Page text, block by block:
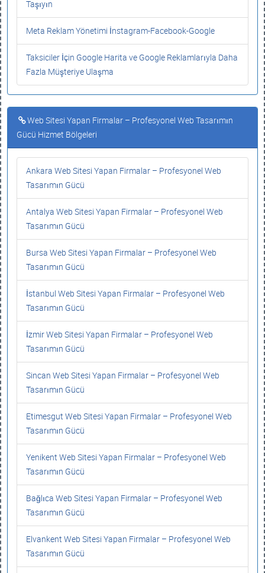
Taşıyın
Meta Reklam Yönetimi İnstagram-Facebook-Google
Taksiciler İçin Google Harita ve Google Reklamlarıyla Daha
Fazla Müşteriye Ulaşma
Web Sitesi Yapan Firmalar – Profesyonel Web Tasarımın
Gücü Hizmet Bölgeleri
Ankara Web Sitesi Yapan Firmalar – Profesyonel Web
Tasarımın Gücü
Antalya Web Sitesi Yapan Firmalar – Profesyonel Web
Tasarımın Gücü
Bursa Web Sitesi Yapan Firmalar – Profesyonel Web
Tasarımın Gücü
İstanbul Web Sitesi Yapan Firmalar – Profesyonel Web
Tasarımın Gücü
İzmir Web Sitesi Yapan Firmalar – Profesyonel Web
Tasarımın Gücü
Sincan Web Sitesi Yapan Firmalar – Profesyonel Web
Tasarımın Gücü
Etimesgut Web Sitesi Yapan Firmalar – Profesyonel Web
Tasarımın Gücü
Yenikent Web Sitesi Yapan Firmalar – Profesyonel Web
Tasarımın Gücü
Bağlıca Web Sitesi Yapan Firmalar – Profesyonel Web
Tasarımın Gücü
Elvankent Web Sitesi Yapan Firmalar – Profesyonel Web
Tasarımın Gücü